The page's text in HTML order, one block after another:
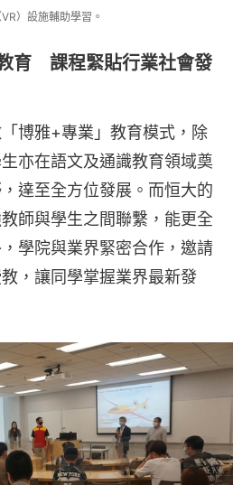
）設施輔助學習。
育 課程緊貼行業社會發
博雅+專業」教育模式，除
亦在語文及通識教育領域奠
達至全方位發展。而恒大的
師與學生之間聯繫，能更全
學院與業界緊密合作，邀請
，讓同學掌握業界最新發